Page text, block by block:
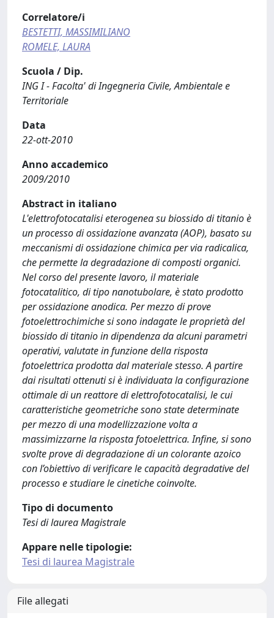
Correlatore/i
BESTETTI, MASSIMILIANO
ROMELE, LAURA
Scuola / Dip.
ING I - Facolta' di Ingegneria Civile, Ambientale e
Territoriale
Data
22-ott-2010
Anno accademico
2009/2010
Abstract in italiano
L'elettrofotocatalisi eterogenea su biossido di titanio è
un processo di ossidazione avanzata (AOP), basato su
meccanismi di ossidazione chimica per via radicalica,
che permette la degradazione di composti organici.
Nel corso del presente lavoro, il materiale
fotocatalitico, di tipo nanotubolare, è stato prodotto
per ossidazione anodica. Per mezzo di prove
fotoelettrochimiche si sono indagate le proprietà del
biossido di titanio in dipendenza da alcuni parametri
operativi, valutate in funzione della risposta
fotoelettrica prodotta dal materiale stesso. A partire
dai risultati ottenuti si è individuata la configurazione
ottimale di un reattore di elettrofotocatalisi, le cui
caratteristiche geometriche sono state determinate
per mezzo di una modellizzazione volta a
massimizzarne la risposta fotoelettrica. Infine, si sono
svolte prove di degradazione di un colorante azoico
con l’obiettivo di verificare le capacità degradative del
processo e studiare le cinetiche coinvolte.
Tipo di documento
Tesi di laurea Magistrale
Appare nelle tipologie:
Tesi di laurea Magistrale
File allegati